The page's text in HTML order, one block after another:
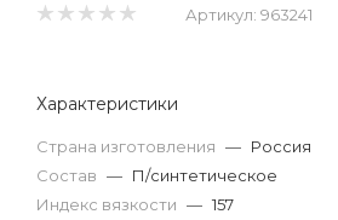
Артикул: 963241
Характеристики
Страна изготовления — Россия
Состав — П/синтетическое
Индекс вязкости — 157